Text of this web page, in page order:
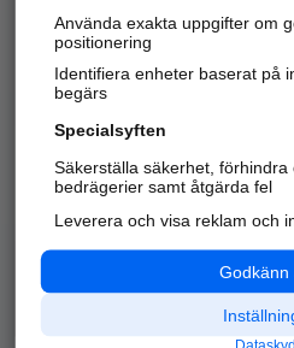
Kom
Alla kategorier
API & Kartor
Använda exakta uppgifter om
positionering
Identifiera enheter baserat på
begärs
Specialsyften
Säkerställa säkerhet, förhindra
bedrägerier samt åtgärda fel
Leverera och visa reklam och
Godkänn